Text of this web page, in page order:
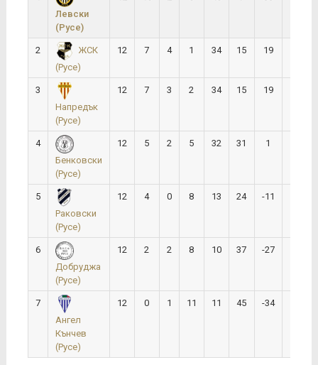
Левски
(Русе)
2
ЖСК
(Русе)
12 7 4 1 34 15 19
3
Напредък
(Русе)
12 7 3 2 34 15 19
4
Бенковски
(Русе)
12 5 2 5 32 31 1
5
Раковски
(Русе)
12 4 0 8 13 24 -11
6
Добруджа
(Русе)
12 2 2 8 10 37 -27
7
Ангел
Кънчев
(Русе)
12 0 1 11 11 45 -34